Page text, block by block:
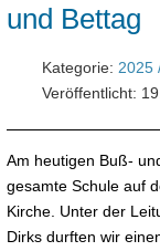
und Bettag
Kategorie: 2025
Veröffentlicht:
Am heutigen Buß-
gesamte Schule auf
Kirche. Unter der
Dirks durften wir